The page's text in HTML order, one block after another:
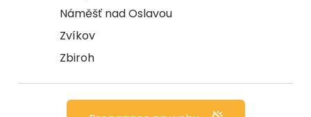
Náměšť nad Oslavou
Zvíkov
Zbiroh